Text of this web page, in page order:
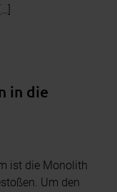
in die
ist die Monolith
Um den